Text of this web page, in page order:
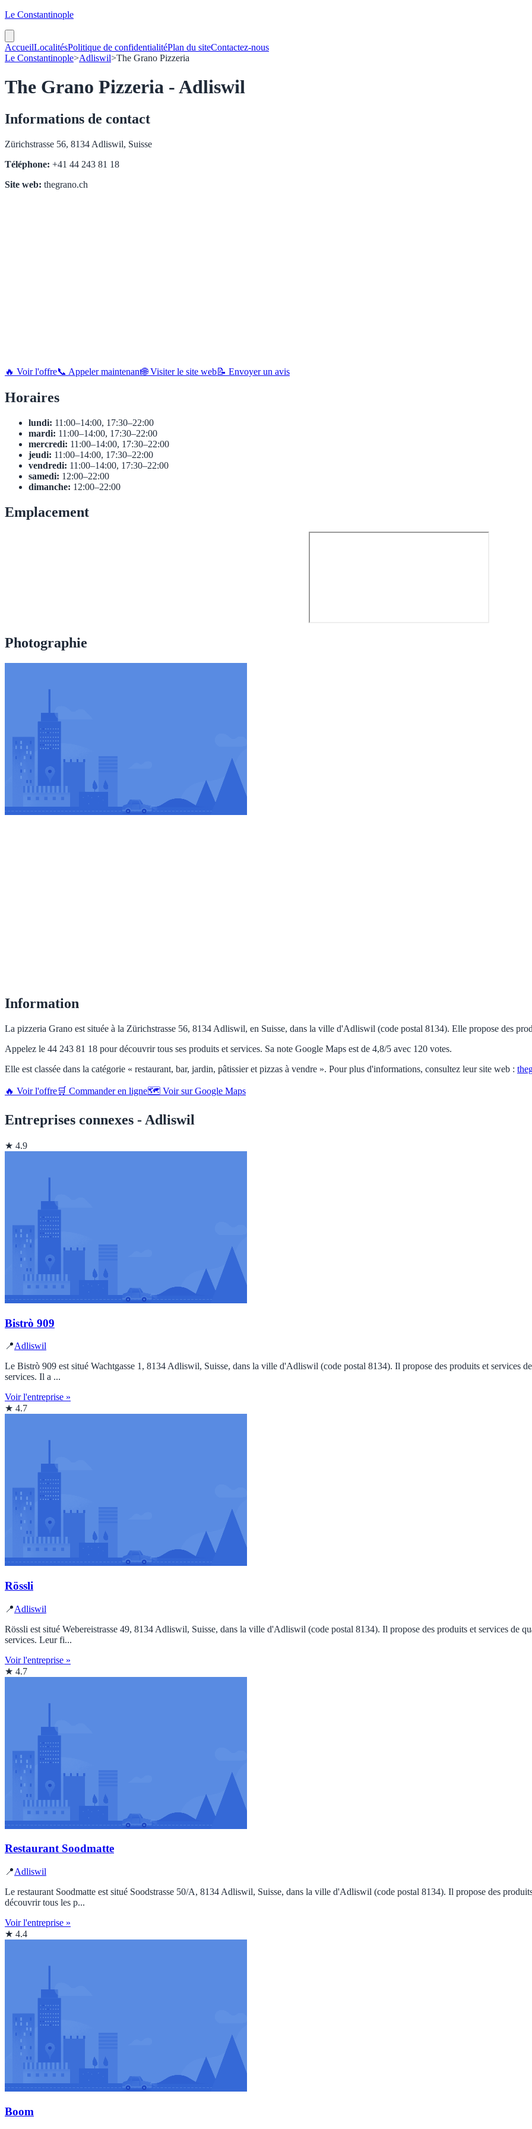
Le Constantinople
AccueilLocalitésPolitique de confidentialitéPlan du siteContactez-nous
Le Constantinople>Adliswil>The Grano Pizzeria
The Grano Pizzeria - Adliswil
Informations de contact
Zürichstrasse 56, 8134 Adliswil, Suisse
Téléphone: +41 44 243 81 18
Site web: thegrano.ch
🔥 Voir l'offre📞 Appeler maintenant🌐 Visiter le site web📝 Envoyer un avis
Horaires
lundi: 11:00–14:00, 17:30–22:00
mardi: 11:00–14:00, 17:30–22:00
mercredi: 11:00–14:00, 17:30–22:00
jeudi: 11:00–14:00, 17:30–22:00
vendredi: 11:00–14:00, 17:30–22:00
samedi: 12:00–22:00
dimanche: 12:00–22:00
Emplacement
Photographie
Information
La pizzeria Grano est située à la Zürichstrasse 56, 8134 Adliswil, en Suisse, dans la ville d'Adliswil (code postal 8134). Elle propose des
Appelez le 44 243 81 18 pour découvrir tous ses produits et services. Sa note Google Maps est de 4,8/5 avec 120 votes.
Elle est classée dans la catégorie « restaurant, bar, jardin, pâtissier et pizzas à vendre ». Pour plus d'informations, consultez leur site web :
🔥 Voir l'offre🛒 Commander en ligne🗺️ Voir sur Google Maps
Entreprises connexes - Adliswil
★ 4.9
Bistrò 909
📍Adliswil
Le Bistrò 909 est situé Wachtgasse 1, 8134 Adliswil, Suisse, dans la ville d'Adliswil (code postal 8134). Il propose des produits et services
services. Il a ...
Voir l'entreprise »
★ 4.7
Rössli
📍Adliswil
Rössli est situé Webereistrasse 49, 8134 Adliswil, Suisse, dans la ville d'Adliswil (code postal 8134). Il propose des produits et services de
services. Leur fi...
Voir l'entreprise »
★ 4.7
Restaurant Soodmatte
📍Adliswil
Le restaurant Soodmatte est situé Soodstrasse 50/A, 8134 Adliswil, Suisse, dans la ville d'Adliswil (code postal 8134). Il propose des
découvrir tous les p...
Voir l'entreprise »
★ 4.4
Boom